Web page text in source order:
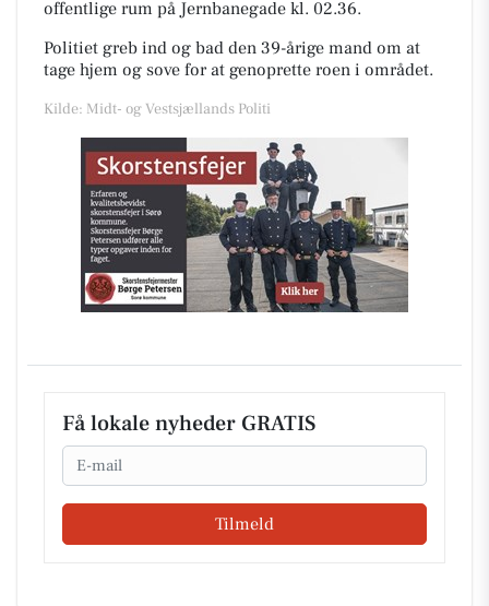
offentlige rum på Jernbanegade kl. 02.36.
Politiet greb ind og bad den 39-årige mand om at
tage hjem og sove for at genoprette roen i området.
Kilde: Midt- og Vestsjællands Politi
Få lokale nyheder GRATIS
Email
Tilmeld